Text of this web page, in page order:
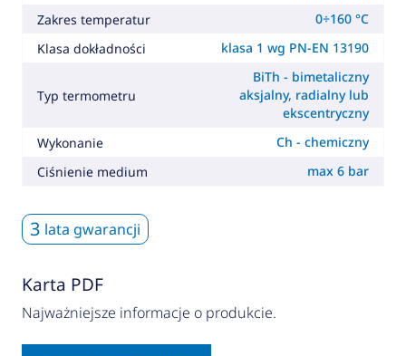
Zakres temperatur
0÷160 °C
Klasa dokładności
klasa 1 wg PN-EN 13190
Typ termometru
BiTh - bimetaliczny
aksjalny, radialny lub
ekscentryczny
Wykonanie
Ch - chemiczny
Ciśnienie medium
max 6 bar
3 lata gwarancji
Karta PDF
Najważniejsze informacje o produkcie.